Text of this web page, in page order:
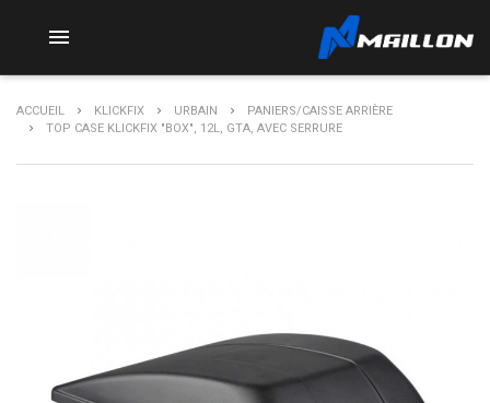

ACCUEIL KLICKFIX URBAIN
PANIERS/CAISSE ARRIÈRE
TOP CASE KLICKFIX "BOX", 12L, GTA, AVEC SERRURE